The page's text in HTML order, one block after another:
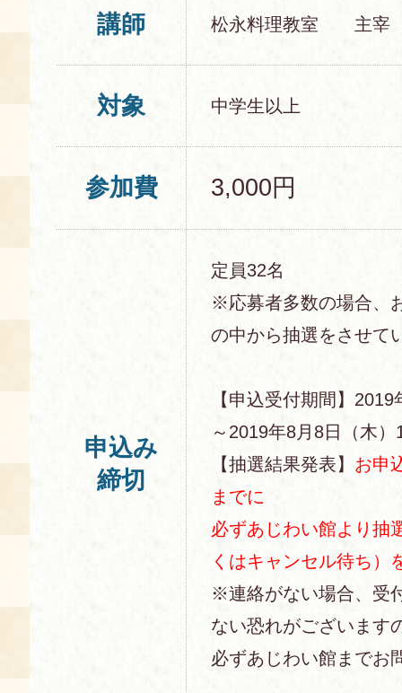
講師 松永料理教室 主宰
対象 中学生以上
参加費 3,000円
申込み
締切
定員32名
※応募者多数の場合、
の中から抽選をさせて
【申込受付期間】
～2019年8月8日（木）
【抽選結果発表】 お申
までに
必ずあじわい館より抽
くはキャンセル待ち）
※連絡がない場合、受
ない恐れがございます
必ずあじわい館までお